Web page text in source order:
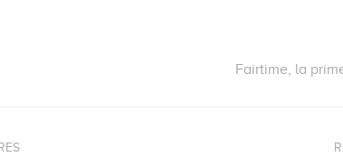
Fairtime, la